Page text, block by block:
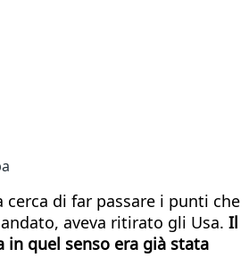
di far passare i punti che
aveva ritirato gli Usa. Il
in quel senso era già stata